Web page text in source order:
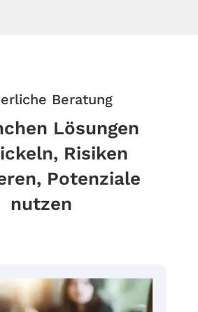
Beratung
Lösungen
Risiken
Potenziale
nutzen